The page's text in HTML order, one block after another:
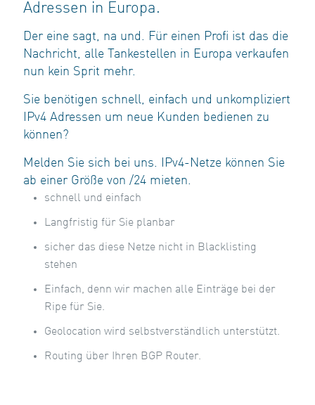
Adressen in Europa.
Der eine sagt, na und. Für einen Profi ist das die
Nachricht, alle Tankestellen in Europa verkaufen
nun kein Sprit mehr.
Sie benötigen schnell, einfach und unkompliziert
IPv4 Adressen um neue Kunden bedienen zu
können?
Melden Sie sich bei uns. IPv4-Netze können Sie
ab einer Größe von /24 mieten.
schnell und einfach
Langfristig für Sie planbar
sicher das diese Netze nicht in Blacklisting
stehen
Einfach, denn wir machen alle Einträge bei der
Ripe für Sie.
Geolocation wird selbstverständlich unterstützt.
Routing über Ihren BGP Router.